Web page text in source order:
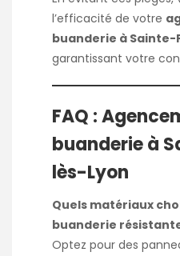
l’efficacité de votre
buanderie à Sainte-
garantissant votre
FAQ :
buanderie à
lès-Lyon
Quels matériaux
buanderie
Optez pour des